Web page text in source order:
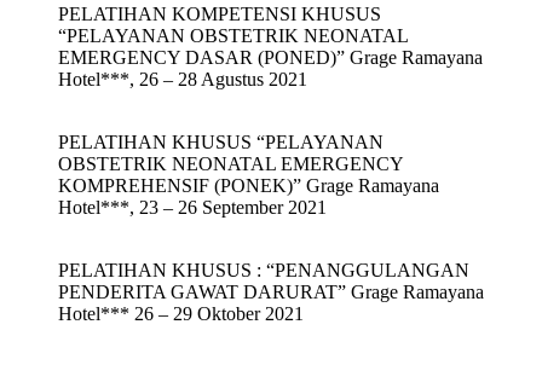
PELATIHAN KOMPETENSI KHUSUS
“PELAYANAN OBSTETRIK NEONATAL
EMERGENCY DASAR (PONED)” Grage Ramayana
Hotel***, 26 – 28 Agustus 2021
PELATIHAN KHUSUS “PELAYANAN
OBSTETRIK NEONATAL EMERGENCY
KOMPREHENSIF (PONEK)” Grage Ramayana
Hotel***, 23 – 26 September 2021
PELATIHAN KHUSUS : “PENANGGULANGAN
PENDERITA GAWAT DARURAT” Grage Ramayana
Hotel*** 26 – 29 Oktober 2021